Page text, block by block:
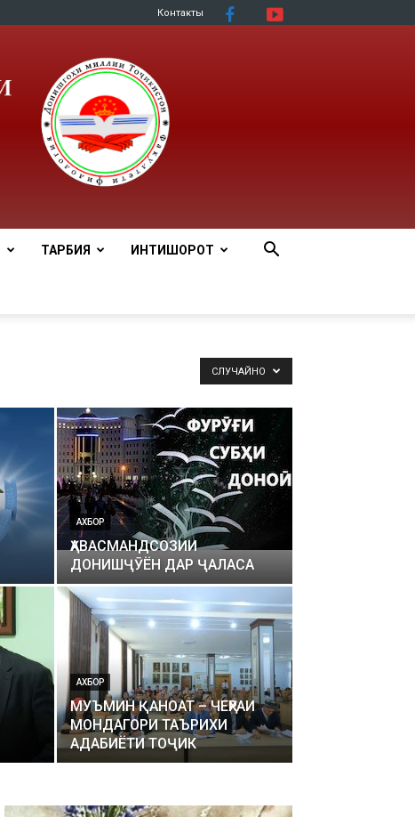
Контакты
ТАРБИЯ ИНТИШОРОТ
СЛУЧАЙНО
АХБОР
ҲАВАСМАНДСОЗИИ
ДОНИШҶӮЁН ДАР ҶАЛАСА
АХБОР
МУЪМИН ҚАНОАТ – ЧЕҲРАИ
МОНДАГОРИ ТАЪРИХИ
АДАБИЁТИ ТОҶИК